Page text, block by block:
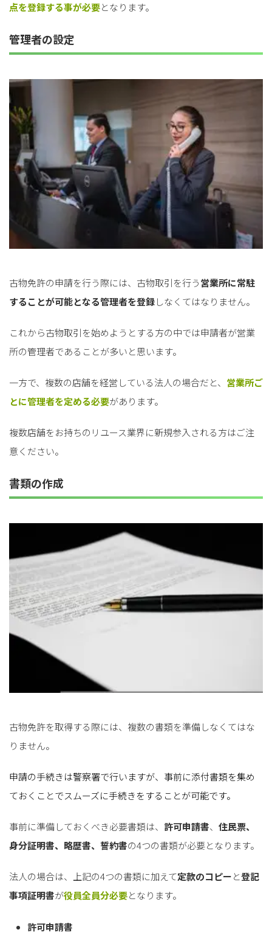
点を登録する事が必要となります。
管理者の設定
古物免許の申請を行う際には、古物取引を行う営業所に常駐
することが可能となる管理者を登録しなくてはなりません。
これから古物取引を始めようとする方の中では申請者が営業
所の管理者であることが多いと思います。
一方で、複数の店舗を経営している法人の場合だと、 営業所ご
とに管理者を定める必要があります。
複数店舗をお持ちのリユース業界に新規参入される方はご注
意ください。
書類の作成
古物免許を取得する際には、複数の書類を準備しなくてはな
りません。
申請の手続きは警察署で行いますが、事前に添付書類を集め
ておくことでスムーズに手続きをすることが可能です。
事前に準備しておくべき必要書類は、 許可申請書、 住民票、
身分証明書、 略歴書、 誓約書の4つの書類が必要となります。
法人の場合は、上記の4つの書類に加えて定款のコピーと登記
事項証明書が役員全員分必要となります。
許可申請書